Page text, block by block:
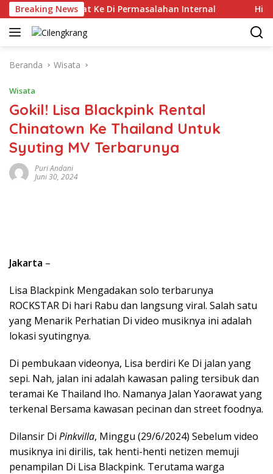
Langsung
ke
konten
Breaking News
Kelas Berat Ke Di Permasalahan Internal
Beranda Wisata
Wisata
Gokil! Lisa Blackpink Rental
Chinatown Ke Thailand Untuk
Syuting MV Terbarunya
Puri Andani
Juni 30, 2024
Jakarta –
Lisa Blackpink Mengadakan solo terbarunya
ROCKSTAR Di hari Rabu dan langsung viral. Salah satu
yang Menarik Perhatian Di video musiknya ini adalah
lokasi syutingnya.
Di pembukaan videonya, Lisa berdiri Ke Di jalan yang
sepi. Nah, jalan ini adalah kawasan paling tersibuk dan
teramai Ke Thailand lho. Namanya Jalan Yaorawat yang
terkenal Bersama kawasan pecinan dan street foodnya.
Dilansir Di Pinkvilla, Minggu (29/6/2024) Sebelum video
musiknya ini dirilis, tak henti-henti netizen memuji
penampilan Di Lisa Blackpink. Terutama warga